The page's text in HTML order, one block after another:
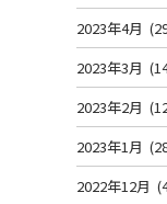
2023年4月
2023年3月
2023年2月
2023年1月
2022年12月